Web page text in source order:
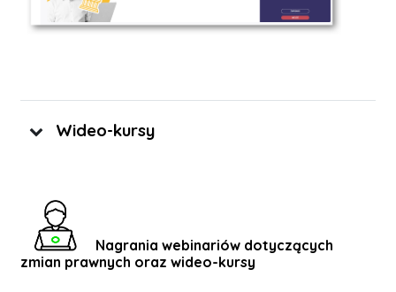
Wideo-kursy
Nagrania webinariów dotyczących
zmian prawnych oraz wideo-kursy